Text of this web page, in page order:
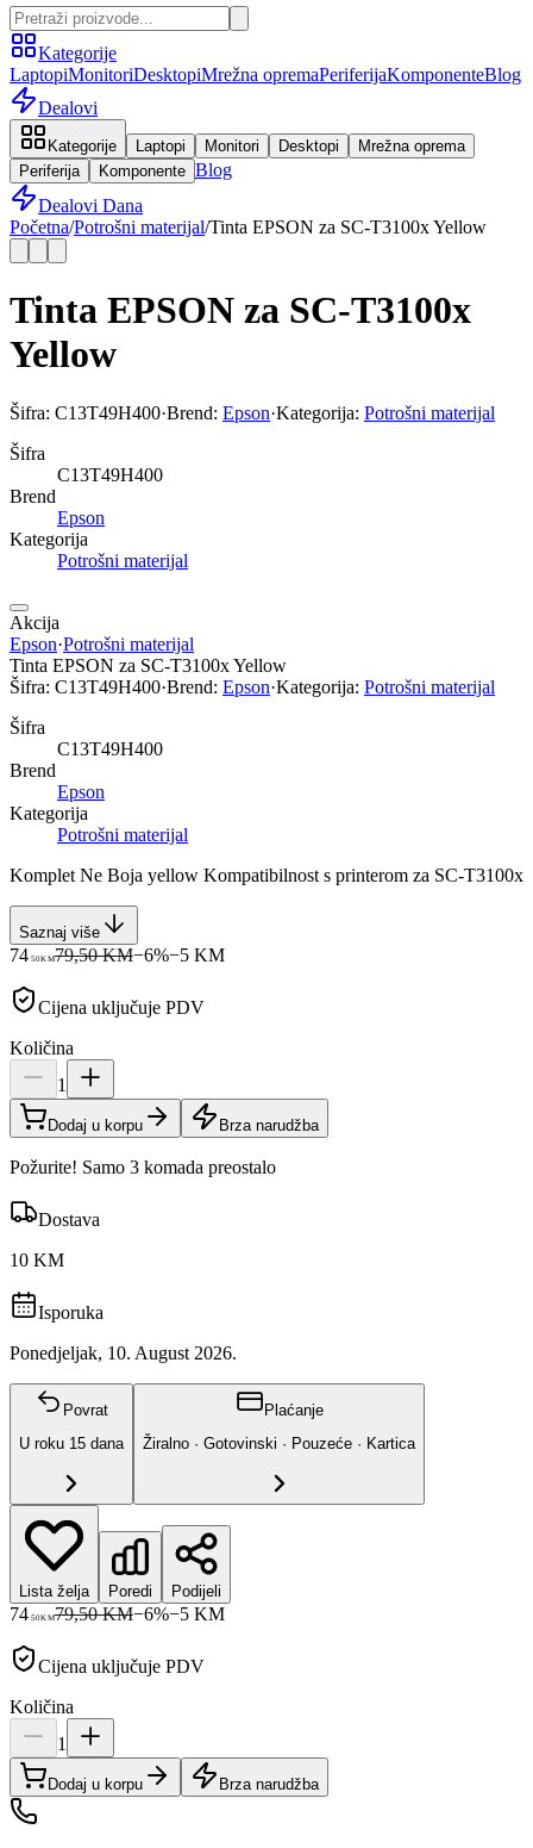
Kategorije
LaptopiMonitoriDesktopiMrežna opremaPeriferijaKomponenteBlog
Dealovi
Kategorije Laptopi Monitori Desktopi
Mrežna oprema
Periferija
Komponente Blog
Dealovi Dana
Početna/Potrošni materijal/Tinta EPSON za SC-T3100x Yellow
Tinta EPSON za SC-T3100x
Yellow
Šifra: C13T49H400·Brend: Epson·Kategorija: Potrošni materijal
Šifra
C13T49H400
Brend
Epson
Kategorija
Potrošni materijal
Akcija
Epson·Potrošni materijal
Tinta EPSON za SC-T3100x Yellow
Šifra: C13T49H400·Brend: Epson·Kategorija: Potrošni materijal
Šifra
C13T49H400
Brend
Epson
Kategorija
Potrošni materijal
Komplet Ne Boja yellow Kompatibilnost s printerom za SC-T3100x
Saznaj više
74 50KM79,50 KM−6%−5KM
Cijena uključuje PDV
Količina
1
Dodaj u korpu Brza narudžba
Požurite! Samo 3 komada preostalo
Dostava
10 KM
Isporuka
Ponedjeljak, 10. August 2026.
Povrat
U roku 15 dana
Plaćanje
Žiralno · Gotovinski · Pouzeće · Kartica
Lista želja Poredi Podijeli
74 50KM79,50 KM−6%−5KM
Cijena uključuje PDV
Količina
1
Dodaj u korpu Brza narudžba